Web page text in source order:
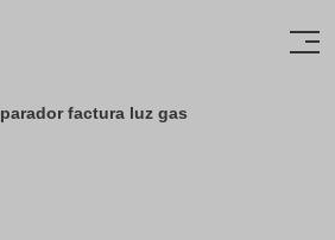
factura luz gas